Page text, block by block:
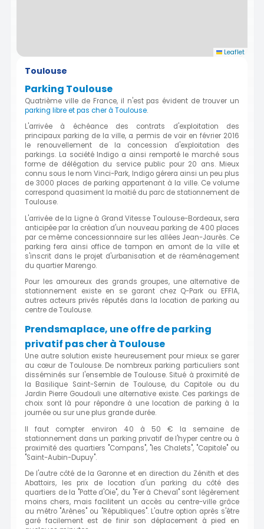
Leaflet
Toulouse
Parking Toulouse
Quatrième ville de France, il n'est pas évident de trouver un
parking libre et pas cher à Toulouse.
L'arrivée à échéance des contrats d'exploitation des
principaux parking de la ville, a permis de voir en février 2016
le renouvellement de la concession d'exploitation des
parkings. La société Indigo a ainsi remporté le marché sous
forme de délégation du service public pour 20 ans. Mieux
connu sous le nom Vinci-Park, Indigo gérera ainsi un peu plus
de 3000 places de parking appartenant à la ville. Ce volume
correspond quasiment la moitié du parc de stationnement de
Toulouse.
L'arrivée de la Ligne à Grand Vitesse Toulouse-Bordeaux, sera
anticipée par la création d'un nouveau parking de 400 places
par ce même concessionnaire sur les allées Jean-Jaurès. Ce
parking fera ainsi office de tampon en amont de la ville et
s'inscrit dans le projet d'urbanisation et de réaménagement
du quartier Marengo.
Pour les amoureux des grands groupes, une alternative de
stationnement existe en se garant chez Q-Park ou EFFIA,
autres acteurs privés réputés dans la location de parking au
centre de Toulouse.
Prendsmaplace, une offre de parking
privatif pas cher à Toulouse
Une autre solution existe heureusement pour mieux se garer
au cœur de Toulouse. De nombreux parking particuliers sont
disséminés sur l'ensemble de Toulouse. Situé à proximité de
la Basilique Saint-Sernin de Toulouse, du Capitole ou du
Jardin Pierre Goudouli une alternative existe. Ces parkings de
choix sont là pour répondre à une location de parking à la
journée ou sur une plus grande durée.
Il faut compter environ 40 à 50 € la semaine de
stationnement dans un parking privatif de l'hyper centre ou à
proximité des quartiers "Compans", "les Chalets", "Capitole" ou
"Saint-Aubin-Dupuy".
De l'autre côté de la Garonne et en direction du Zénith et des
Abattoirs, les prix de location d'un parking du côté des
quartiers de la "Patte d'Oie", du "Fer à Cheval" sont légèrement
moins chers, mais facilitent un accès au centre-ville grâce
au métro "Arènes" ou "Républiques". L'autre option après s'être
garé facilement est de finir son déplacement à pied en